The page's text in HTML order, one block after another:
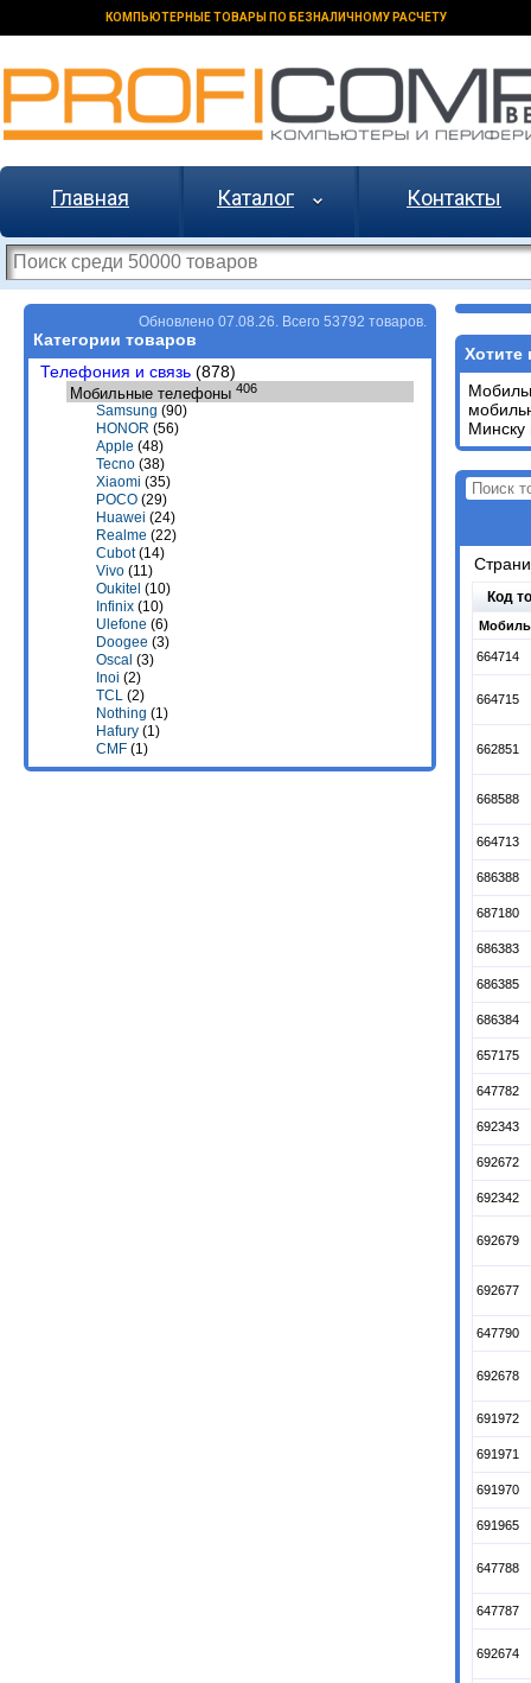
КОМПЬЮТЕРНЫЕ ТОВАРЫ ПО БЕЗНАЛИЧНОМУ РАСЧЕТУ
Главная Каталог Контакты
Обновлено 07.08.26. Всего 53792 товаров.
Категории товаров
Телефония и связь (878)
Мобильные телефоны 406
Samsung (90)
HONOR (56)
Apple (48)
Tecno (38)
Xiaomi (35)
POCO (29)
Huawei (24)
Realme (22)
Cubot(14)
Vivo (11)
Oukitel (10)
Infinix (10)
Ulefone (6)
Doogee (3)
Oscal (3)
Inoi (2)
TCL (2)
Nothing (1)
Hafury (1)
CMF (1)
Хотите
Минску
Код
664714
664715
662851
668588
664713
686388
687180
686383
686385
686384
657175
647782
692343
692672
692342
692679
692677
647790
692678
691972
691971
691970
691965
647788
647787
692674